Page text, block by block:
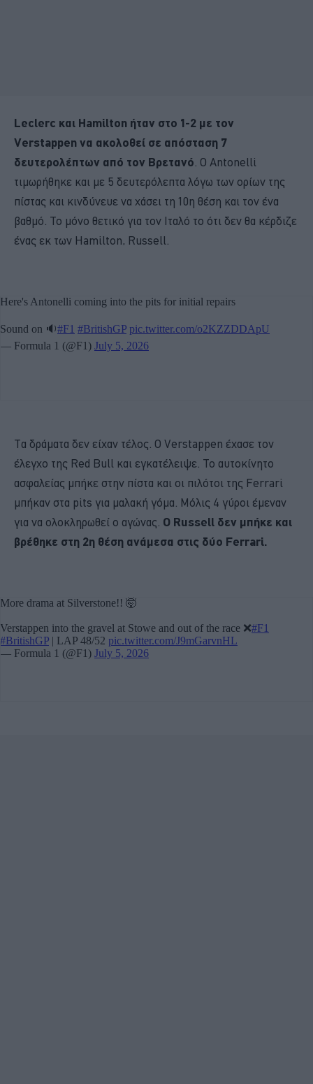
Leclerc και Hamilton ήταν στο 1-2 με τον
Verstappen να ακολοθεί σε απόσταση 7
δευτερολέπτων από τον Βρετανό . Ο Antonelli
τιμωρήθηκε και με 5 δευτερόλεπτα λόγω των ορίων της
πίστας και κινδύνευε να χάσει τη 10η θέση και τον ένα
βαθμό. Το μόνο θετικό για τον Ιταλό το ότι δεν θα κέρδιζε
ένας εκ των Hamilton, Russell.
Τα δράματα δεν είχαν τέλος. Ο Verstappen έχασε τον
έλεγχο της Red Bull και εγκατέλειψε. Το αυτοκίνητο
ασφαλείας μπήκε στην πίστα και οι πιλότοι της Ferrari
μπήκαν στα pits για μαλακή γόμα. Μόλις 4 γύροι έμεναν
για να ολοκληρωθεί ο αγώνας. Ο Russell δεν μπήκε και
βρέθηκε στη 2η θέση ανάμεσα στις δύο Ferrari.